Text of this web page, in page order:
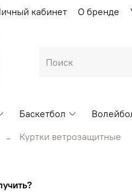
кабинет О бренде
Баскетбол
Куртки ветрозащитные